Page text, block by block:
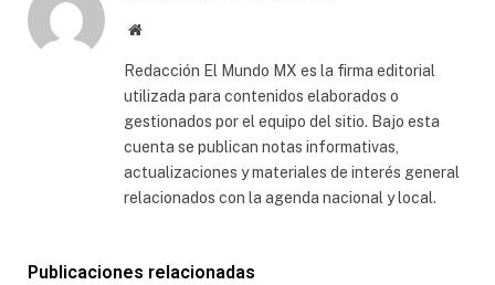
Sitio
Redacción El Mundo MX es la firma editorial
utilizada para contenidos elaborados o
gestionados por el equipo del sitio. Bajo esta
cuenta se publican notas informativas,
actualizaciones y materiales de interés general
relacionados con la agenda nacional y local.
Publicaciones relacionadas